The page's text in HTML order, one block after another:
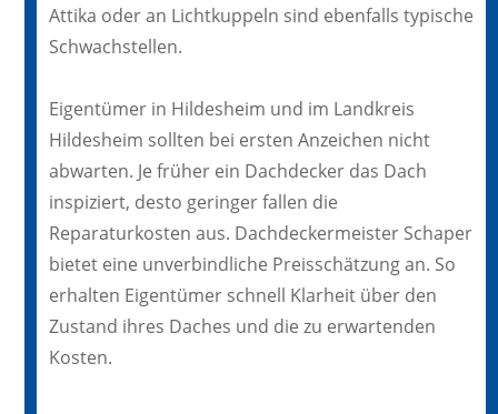
Attika oder an Lichtkuppeln sind ebenfalls typische
Schwachstellen.
Eigentümer in Hildesheim und im Landkreis
Hildesheim sollten bei ersten Anzeichen nicht
abwarten. Je früher ein Dachdecker das Dach
inspiziert, desto geringer fallen die
Reparaturkosten aus. Dachdeckermeister Schaper
bietet eine unverbindliche Preisschätzung an. So
erhalten Eigentümer schnell Klarheit über den
Zustand ihres Daches und die zu erwartenden
Kosten.